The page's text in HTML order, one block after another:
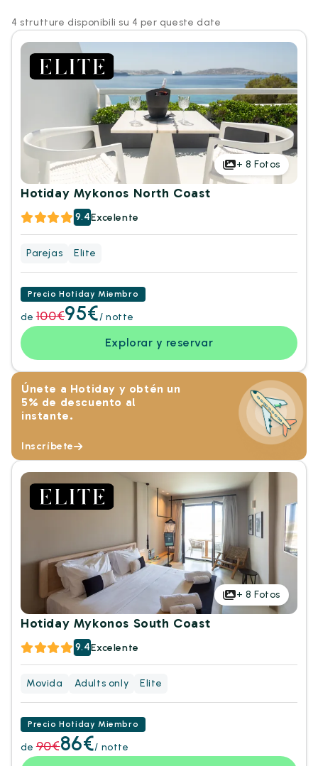
4 strutture disponibili su 4 per queste date
+ 8 Fotos
Hotiday Mykonos North Coast
9.4Excelente
Parejas Elite
Precio Hotiday Miembro
de 100€95€/ notte
Explorar y reservar
Únete a Hotiday y obtén un
5% de descuento al
instante.
Inscríbete
+ 8 Fotos
Hotiday Mykonos South Coast
9.4Excelente
Movida Adults only Elite
Precio Hotiday Miembro
de 90€86€/ notte